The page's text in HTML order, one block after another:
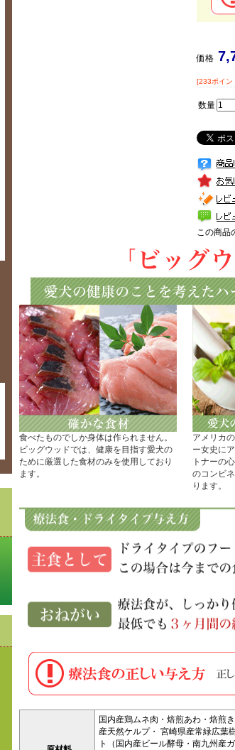
価格
[233ポイン
数量
この商品
食べたものでしか身体は作られません。
ビッグウッドでは、健康を目指す愛犬の
ために厳選した食材のみを使用しており
ます。
アメリカ
ー女史に
トナーの
のコンビ
ります。
国内産鶏ムネ肉・焙煎あわ・焙煎
産天然ケルプ・ 宮崎県産常緑広葉
ト（国内産ビール酵母・南九州産